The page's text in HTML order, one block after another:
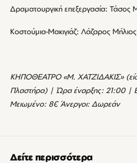
Δραματουργική επεξεργασία: Τάσος
Κοστούμια-Μακιγιάζ: Λάζαρος Μήλιος
ΚΗΠΟΘΕΑΤΡΟ «Μ. ΧΑΤΖΙΔΑΚΙΣ»
Πλαστήρα) | Ώρα έναρξης: 21:00 |
Μειωμένο: 8€ Άνεργοι: Δωρεάν
Δείτε περισσότερα